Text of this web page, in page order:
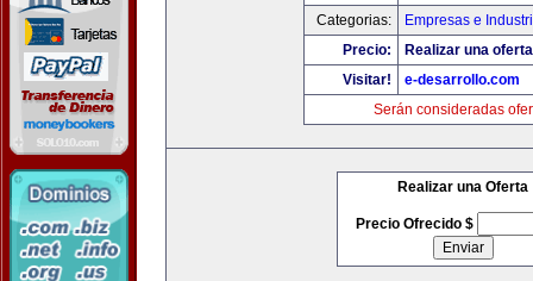
Categorias:
Empresas e
Precio:
Realizar una
Visitar!
e-desarrollo.com
Serán consideradas
Realizar una Oferta
Precio Ofrecido $